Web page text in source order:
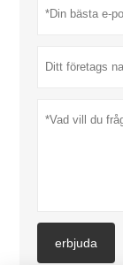
erbjuda